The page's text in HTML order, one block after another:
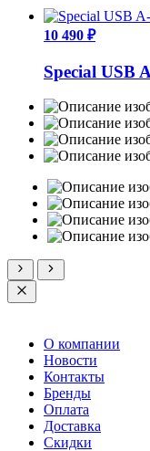
10 490 ₽
Special USB
О компании
Новости
Контакты
Бренды
Оплата
Доставка
Скидки